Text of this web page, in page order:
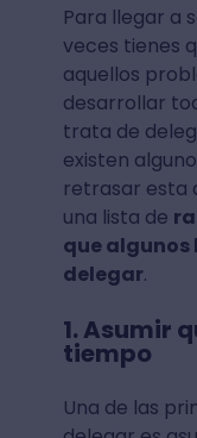
Para llegar a
veces tienes
aquellos
desarrollar
trata de
existen
retrasar esta
una lista de
que algunos
delegar.
1. Asumir
tiempo
Una de las